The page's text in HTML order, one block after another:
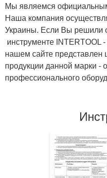
Мы являемся
Наша компания
Украины. Если Вы решили
инструменте INTERTOOL
нашем сайте представлен
продукции данной марки -
профессионального